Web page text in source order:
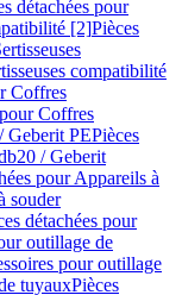
détachées pour
[2]Pièces
compatibilité
Coffres
Coffres
Geberit PEPièces
/ Geberit
pour Appareils à
souder
détachées pour
outillage de
pour outillage
tuyauxPièces